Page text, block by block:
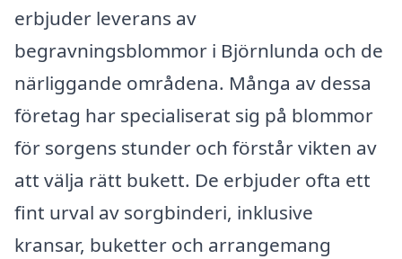
erbjuder leverans av
begravningsblommor i Björnlunda och de
närliggande områdena. Många av dessa
företag har specialiserat sig på blommor
för sorgens stunder och förstår vikten av
att välja rätt bukett. De erbjuder ofta ett
fint urval av sorgbinderi, inklusive
kransar, buketter och arrangemang